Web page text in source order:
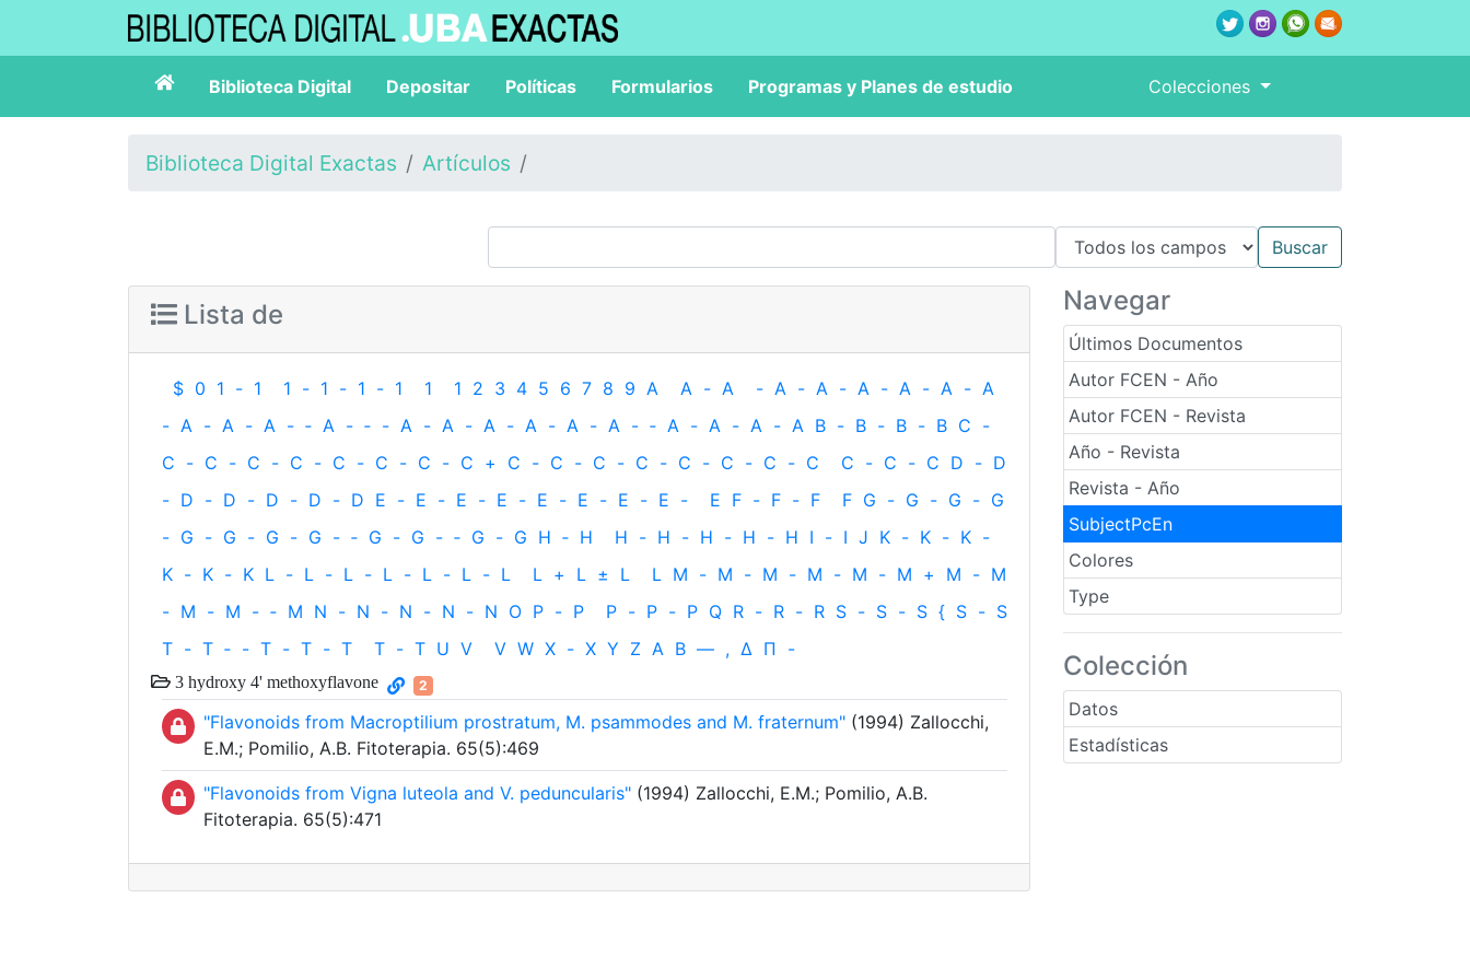
Biblioteca Digital Depositar Políticas Formularios Programas y Planes de estudio Colecciones
Biblioteca Digital Exactas Artículos
Navegar
Últimos Documentos
Autor FCEN - Año
Autor FCEN - Revista
Año - Revista
Revista - Año
SubjectPcEn
Colores
Type
Colección
Datos
Estadísticas
Lista de
$ 0 1 - 1 1 - 1 - 1 - 1 1 1 2 3 4 5 6 7 8 9 A A - A - A - A - A - A - A - A
- A - A - A - ‐ A - ‐ - A - A - A - A - A - A - ‐ A - A - A - A B - B - B - B C -
C - C - C - C - C - C - C - C + C - C - C - C - C - C - C - C C - C - C D - D
- D - D - D - D - D E - E - E - E - E - E - E - E - E F - F - F F G - G - G - G
- G - G - G - G - ‐ G - G - ‐ G - G H ‐ H H - H - H - H - H I - I J K - K - K -
K - K - K L - L - L - L - L - L - L L + L ± L L M - M - M - M - M - M + M - M
- M - M - ‐ M N - N - N - N - N O P - P P - P - P Q R - R - R S - S - S { S - S
T - T ‐ - T - T - T T - T U V V W X - X Y Z Α Β — , Δ Π -
3 hydroxy 4' methoxyflavone 2
"Flavonoids from Macroptilium prostratum, M. psammodes and M. fraternum" (1994) Zallocchi,
E.M.; Pomilio, A.B. Fitoterapia. 65(5):469
"Flavonoids from Vigna luteola and V. peduncularis" (1994) Zallocchi, E.M.; Pomilio, A.B.
Fitoterapia. 65(5):471